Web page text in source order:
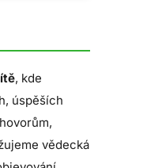
, kde
úspěších
vědecká